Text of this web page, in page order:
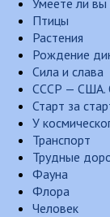
Умеете ли вы
Птицы
Растения
Рождение
Сила и слава
СССР — США.
Старт за
У
Транспорт
Трудные
Фауна
Флора
Человек